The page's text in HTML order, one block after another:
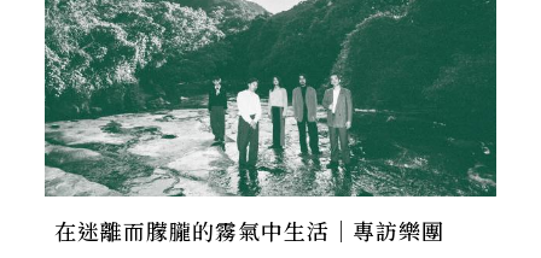
在迷離而朦朧的霧氣中生活｜專訪樂團